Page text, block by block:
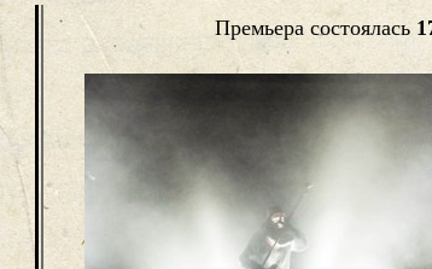
Премьера состоялась